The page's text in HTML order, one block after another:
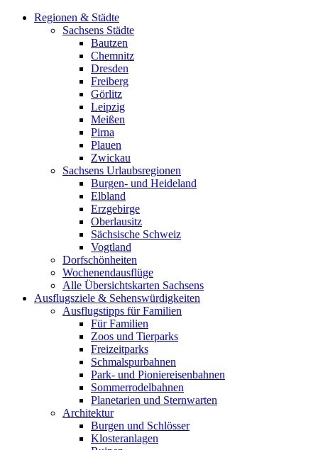
Regionen & Städte
Sachsens Städte
Bautzen
Chemnitz
Dresden
Freiberg
Görlitz
Leipzig
Meißen
Pirna
Plauen
Zwickau
Sachsens Urlaubsregionen
Burgen- und Heideland
Elbland
Erzgebirge
Oberlausitz
Sächsische Schweiz
Vogtland
Dorfschönheiten
Wochenendausflüge
Alle Übersichtskarten Sachsens
Ausflugsziele & Sehenswürdigkeiten
Ausflugstipps für Familien
Für Familien
Zoos und Tierparks
Freizeitparks
Schmalspurbahnen
Park- und Pioniereisenbahnen
Sommerrodelbahnen
Planetarien und Sternwarten
Architektur
Burgen und Schlösser
Klosteranlagen